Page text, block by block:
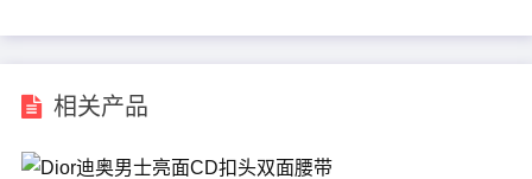
相关产品